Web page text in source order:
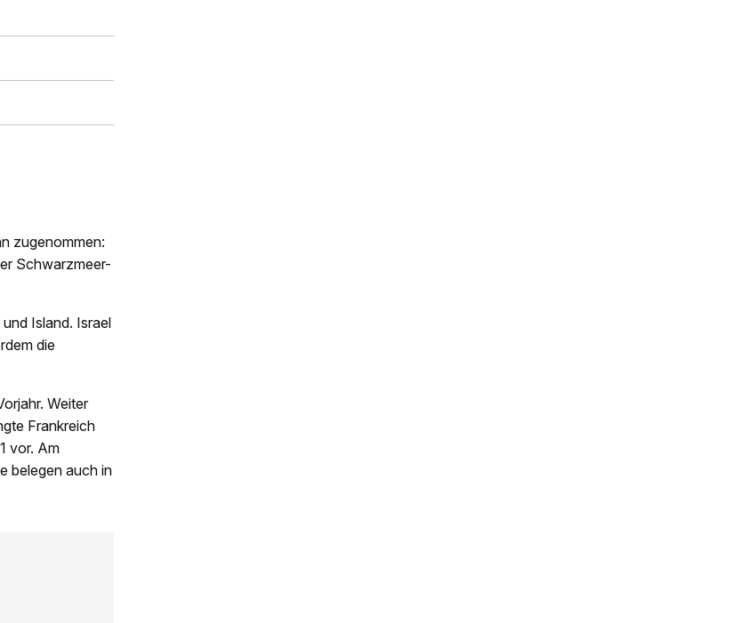
zugenommen:
Schwarzmeer-
Island. Israel
die
Weiter
Frankreich
vor. Am
belegen auch in